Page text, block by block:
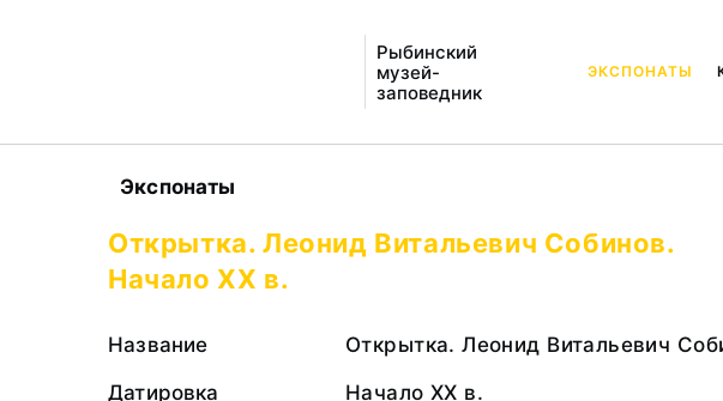
Рыбинский
музей-
заповедник
ЭКСПОНАТЫ
Экспонаты
Открытка. Леонид Витальевич Собинов.
Начало XX в.
Название
Открытка. Леонид Витальевич
Датировка
Начало XX в.